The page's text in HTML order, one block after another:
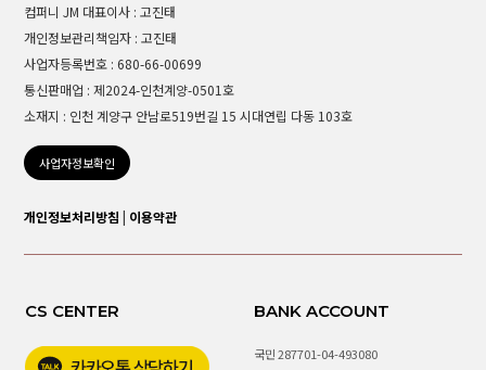
컴퍼니 JM 대표이사 : 고진태
개인정보관리책임자 : 고진태
사업자등록번호 : 680-66-00699
통신판매업 : 제2024-인천계양-0501호
소재지 : 인천 계양구 안남로519번길 15 시대연립 다동 103호
사업자정보확인
개인정보처리방침 | 이용약관
CS CENTER BANK ACCOUNT
국민 287701-04-493080